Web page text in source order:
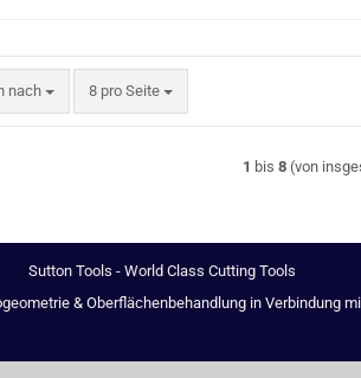
nach
nach 8 pro Seite
pro Seite
1 bis8 (von
Sutton Tools - World Class Cutting Tools
& Oberflächenbehandlung in Verbindung